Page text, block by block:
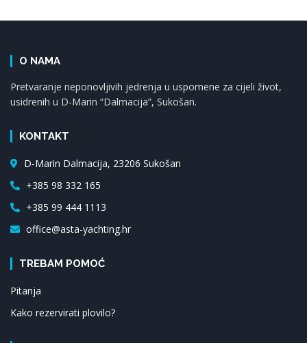
O NAMA
Pretvaranje neponovljivih jedrenja u uspomene za cijeli život,
usidrenih u D-Marin “Dalmacija”, Sukošan.
KONTAKT
D-Marin Dalmacija, 23206 Sukošan
+385 98 332 165
+385 99 444 1113
office@asta-yachting.hr
TREBAM POMOĆ
Pitanja
Kako rezervirati plovilo?